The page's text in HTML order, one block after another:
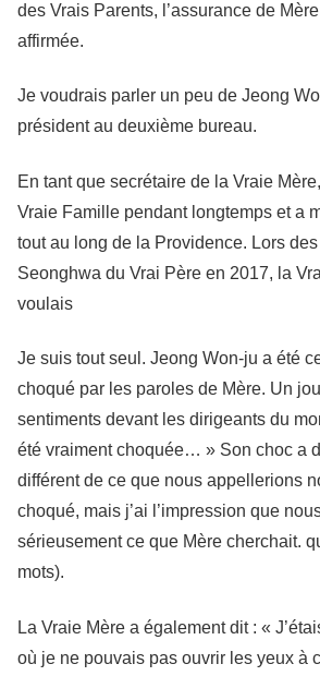
des Vrais Parents, l’assurance de
affirmée.
Je voudrais parler un peu de Jeong
président au deuxième bureau.
En tant que secrétaire de la Vraie
Vraie Famille pendant longtemps et a
tout au long de la Providence. Lors
Seonghwa du Vrai Père en 2017, la
voulais
Je suis tout seul. Jeong Won-ju a été
choqué par les paroles de Mère. Un
sentiments devant les dirigeants du
été vraiment choquée… » Son choc a
différent de ce que nous appellerions
choqué, mais j’ai l’impression que
sérieusement ce que Mère cherchait.
mots).
La Vraie Mère a également dit : «
où je ne pouvais pas ouvrir les yeux à